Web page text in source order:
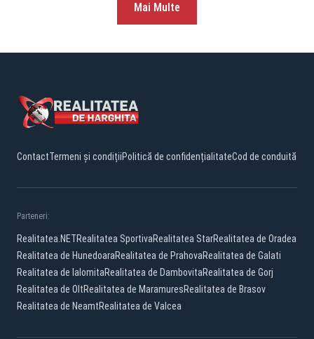
Mai Multe
ContactTermeni și condițiiPolitică de confidențialitateCod de conduită
Parteneri:
Realitatea.NETRealitatea SportivaRealitatea StarRealitatea de Oradea
Realitatea de HunedoaraRealitatea de PrahovaRealitatea de Galati
Realitatea de IalomitaRealitatea de DambovitaRealitatea de Gorj
Realitatea de OltRealitatea de MaramuresRealitatea de Brasov
Realitatea de NeamtRealitatea de Valcea